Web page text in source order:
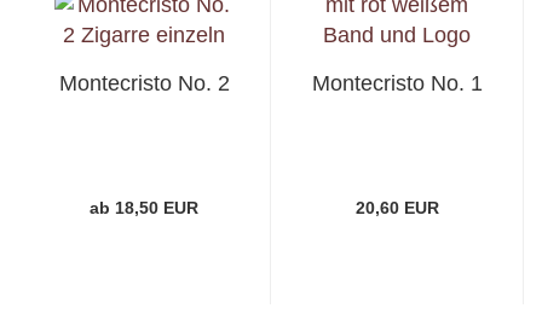
Montecristo No. 2
ab 18,50 EUR
Montecristo No. 1
20,60 EUR